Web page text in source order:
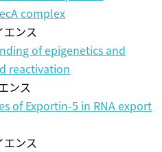
complex
エンス
of epigenetics and
reactivation
ンス
of Exportin-5 in RNA export
エンス